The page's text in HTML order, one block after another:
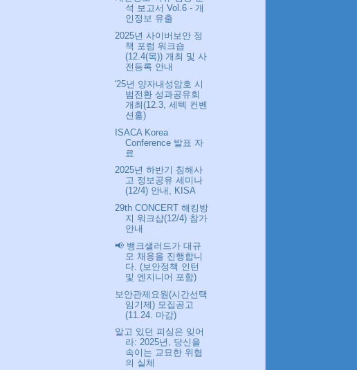
석 보고서 Vol.6 - 개
인정보 유출
2025년 사이버보안 정
책 포럼 워크숍
(12.4(목)) 개최 및 사
전등록 안내
'25년 양자내성암호 시
범전환 성과공유회
개최(12.3, 세텍 컨벤
션홀)
ISACA Korea
Conference 발표 자
료
2025년 하반기 침해사
고 정보공유 세미나
(12/4) 안내, KISA
29th CONCERT 해킹방
지 워크샵(12/4) 참가
안내
📢 뱅크샐러드가 대규
모 채용을 진행합니
다. (보안정책 인턴
및 엔지니어 포함)
보안관제요원(시간선택
임기제) 모집공고
(11.24. 마감)
알고 있던 피싱은 잊어
라: 2025년, 당신을
속이는 교묘한 위협
의 실체